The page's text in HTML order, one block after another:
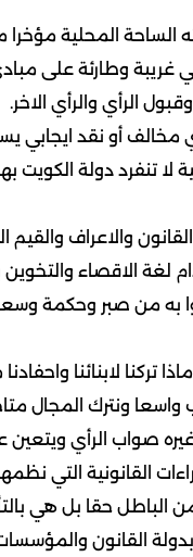
الساحة المحلية
غريبة وطارئة على
الرأي والرأي الاخر.
مخالف أو نقد
لا تنفرد دولة الكويت
والاعراف
الاقصاء والتخوين
تحلوا به من صبر
تركنا لابنائنا
واسعا ونترك المجال
صواب الرأي ويتعين
القانونية التي
الباطل حقا بل هي
بدولة القانون